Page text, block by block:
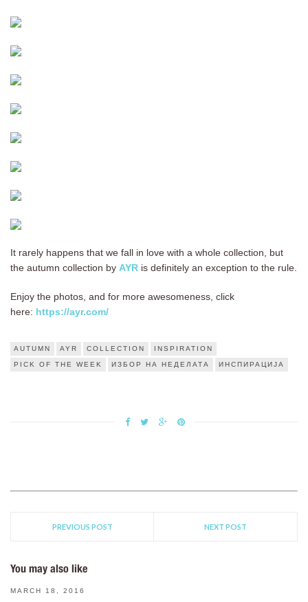
It rarely happens that we fall in love with a whole collection, but
the autumn collection by AYR is definitely an exception to the rule.
Enjoy the photos, and for more awesomeness, click
here: https://ayr.com/
AUTUMN AYR COLLECTION INSPIRATION
PICK OF THE WEEK ИЗБОР НА НЕДЕЛАТА ИНСПИРАЦИЈА
PREVIOUS POST NEXT POST
You may also like
MARCH 18, 2016